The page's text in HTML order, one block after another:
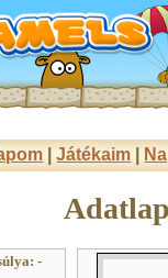
|Játékaim
-